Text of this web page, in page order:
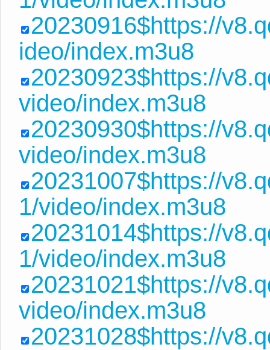
20230916$https://
ideo/index.m3u8
20230923$https://
video/index.m3u8
20230930$https://
video/index.m3u8
20231007$https://
1/video/index.m3u8
20231014$https://
1/video/index.m3u8
20231021$https://
video/index.m3u8
20231028$https://